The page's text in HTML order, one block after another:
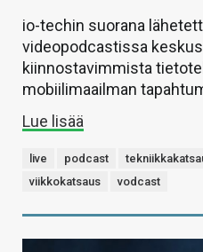
io-techin suorana
videopodcastissa
kiinnostavimmista
mobiilimaailman
Lue lisää
live podcast
viikkokatsaus
vodcast